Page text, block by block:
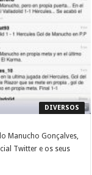
DIVERSOS
Manucho Gonçalves,
Twitter e os seus